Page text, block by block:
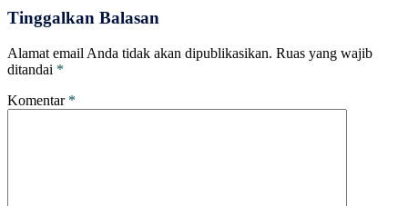
Tinggalkan Balasan
Alamat email Anda tidak akan dipublikasikan. Ruas yang wajib
ditandai *
Komentar *